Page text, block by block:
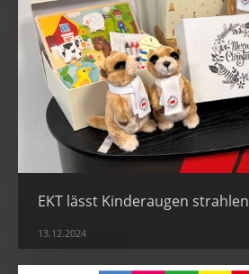
EKT lässt Kinderaugen strahlen
13.12.2024